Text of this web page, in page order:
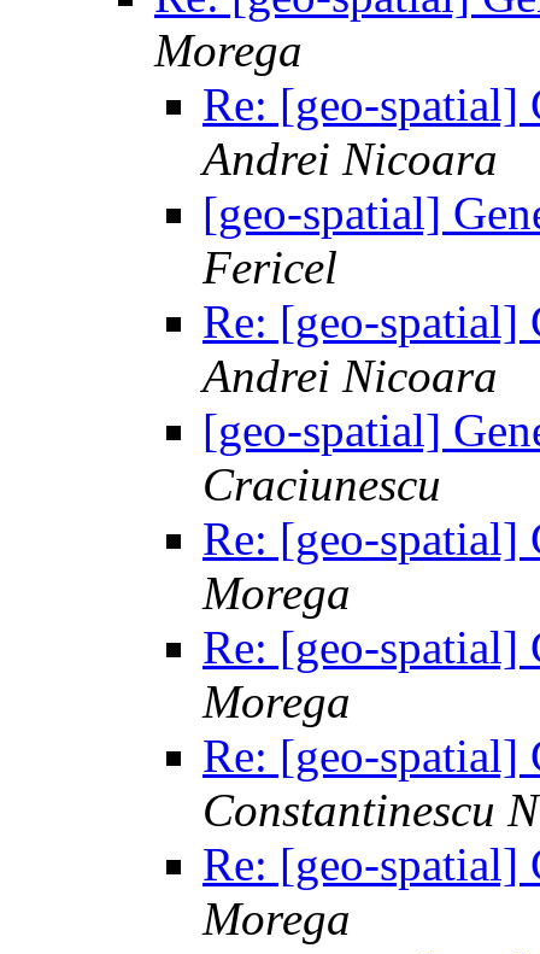
Morega
Re: [geo-spatial]
Andrei Nicoara
[geo-spatial]
Fericel
Re: [geo-spatial]
Andrei Nicoara
[geo-spatial]
Craciunescu
Re: [geo-spatial]
Morega
Re: [geo-spatial]
Morega
Re: [geo-spatial]
Constantinescu
Re: [geo-spatial]
Morega